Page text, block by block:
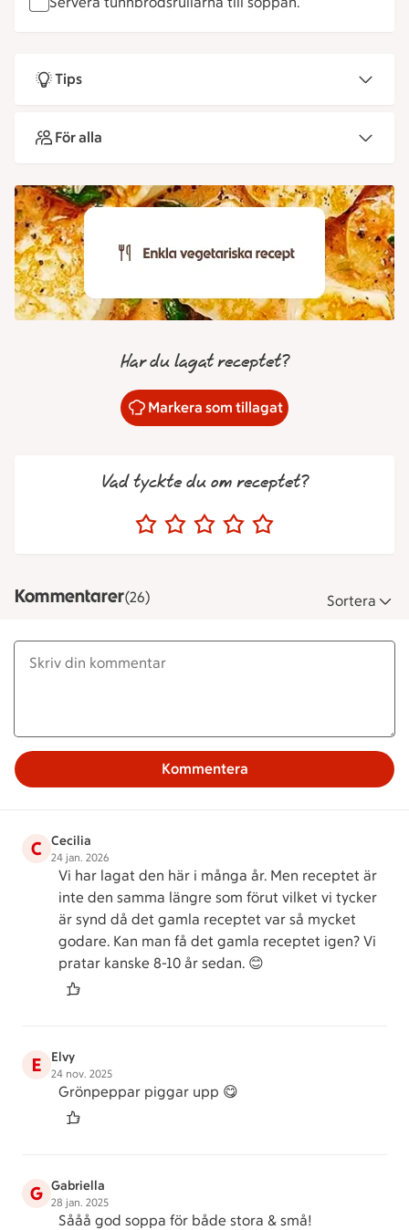
Tips
För alla
Har du lagat receptet?
Markera som tillagat
Vad tyckte du om receptet?
Kommentarer(26) Sortera
Kommentera
C Cecilia
24 jan. 2026
Vi har lagat den här i många år. Men receptet är
inte den samma längre som förut vilket vi tycker
är synd då det gamla receptet var så mycket
godare. Kan man få det gamla receptet igen? Vi
pratar kanske 8-10 år sedan. 😊
E Elvy
24 nov. 2025
Grönpeppar piggar upp 😋
G Gabriella
28 jan. 2025
Sååå god soppa för både stora & små!